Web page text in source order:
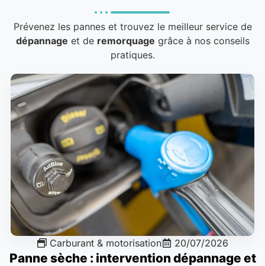
Prévenez les pannes et trouvez le meilleur service de
dépannage et de remorquage grâce à nos conseils
pratiques.
Carburant & motorisation 20/07/2026
Panne sèche : intervention dépannage et